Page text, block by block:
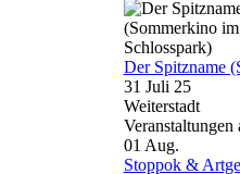
Der Spitzname
31 Juli 25
Weiterstadt
Veranstaltungen
01 Aug.
Stoppok &